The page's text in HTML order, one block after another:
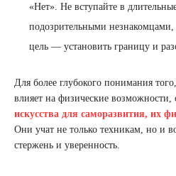
«Нет». Не вступайте в
подозрительными
цель — установить границу и
Для более глубокого понимания
влияет на физические возможности,
искусства для саморазвития, их
Они учат не только техникам, но и
стержень и уверенность.